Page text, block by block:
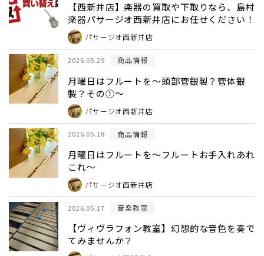
【西新井店】楽器の買取や下取りなら、島村
楽器パサージオ西新井店にお任せください！
パサージオ西新井店
2026.05.25 商品情報
月曜日はフルートを～頭部管銀製？管体銀
製？その①～
パサージオ西新井店
2026.05.18 商品情報
月曜日はフルートを～フルートお手入れあれ
これ～
パサージオ西新井店
2026.05.17 音楽教室
【ヴィヴラフォン教室】幻想的な音色を奏で
てみませんか？